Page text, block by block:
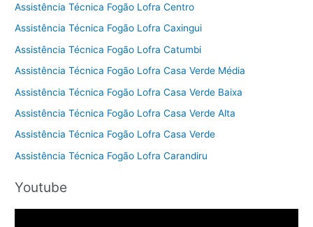
Assistência Técnica Fogão Lofra Centro
Assistência Técnica Fogão Lofra Caxingui
Assistência Técnica Fogão Lofra Catumbi
Assistência Técnica Fogão Lofra Casa Verde Média
Assistência Técnica Fogão Lofra Casa Verde Baixa
Assistência Técnica Fogão Lofra Casa Verde Alta
Assistência Técnica Fogão Lofra Casa Verde
Assistência Técnica Fogão Lofra Carandiru
Youtube